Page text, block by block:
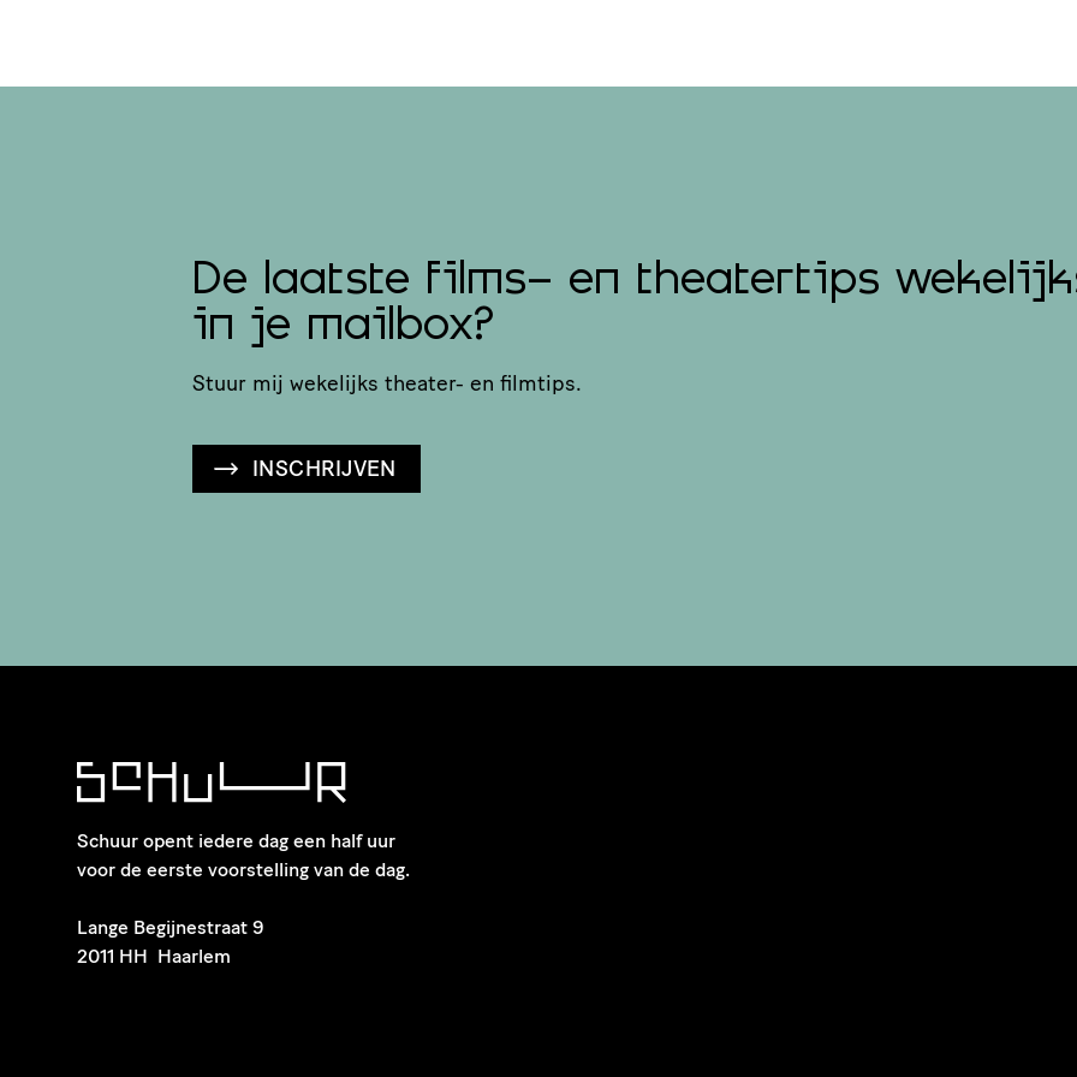
De laatste films- en theatertips
in je mailbox?
Stuur mij wekelijks theater- en filmtips.
INSCHRIJVEN
Schuur opent iedere dag een half uur
voor de eerste voorstelling van de dag.
​Lange Begijnestraat 9
2011 HH Haarlem